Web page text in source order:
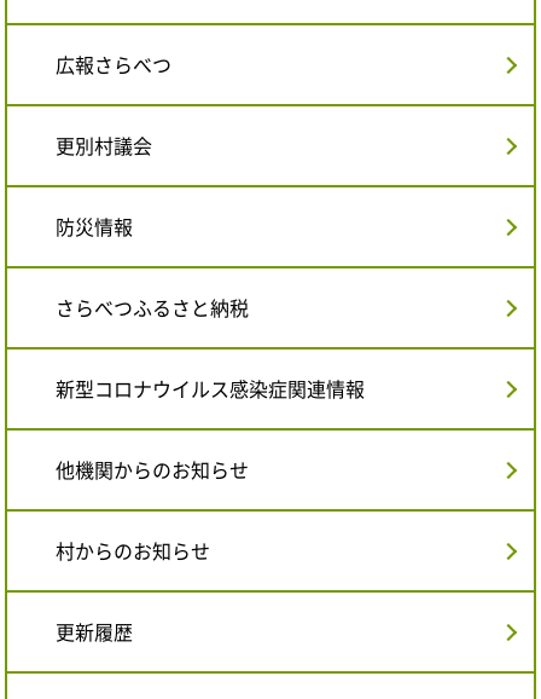
広報さらべつ
更別村議会
防災情報
さらべつふるさと納税
新型コロナウイルス感染症関連情報
他機関からのお知らせ
村からのお知らせ
更新履歴